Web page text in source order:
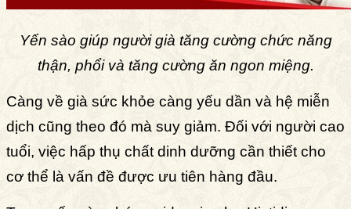
Yến sào giúp người già tăng cường chức năng
thận, phổi và tăng cường ăn ngon miệng.
Càng về già sức khỏe càng yếu dần và hệ miễn
dịch cũng theo đó mà suy giảm. Đối với người cao
tuổi, việc hấp thụ chất dinh dưỡng cần thiết cho
cơ thể là vấn đề được ưu tiên hàng đầu.